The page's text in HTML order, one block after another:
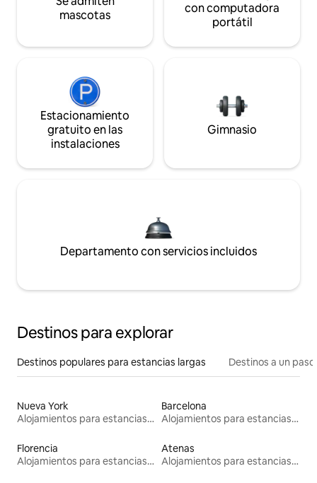
mascotas
con computadora
portátil
Estacionamiento
gratuito en las
instalaciones
Gimnasio
Departamento con servicios incluidos
Destinos para explorar
Destinos populares para estancias largas Destinos a un
Nueva York
Alojamientos para estancias largas
Barcelona
Alojamientos para estancias largas
Florencia
Alojamientos para estancias largas
Atenas
Alojamientos para estancias largas